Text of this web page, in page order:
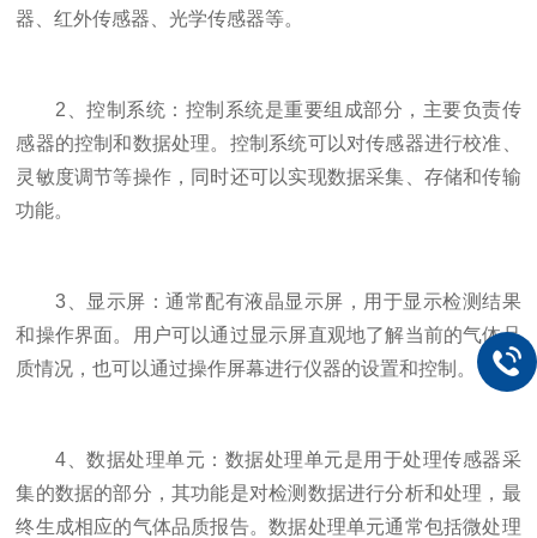
器、红外传感器、光学传感器等。
2、控制系统：控制系统是重要组成部分，主要负责传
感器的控制和数据处理。控制系统可以对传感器进行校准、
灵敏度调节等操作，同时还可以实现数据采集、存储和传输
功能。
3、显示屏：通常配有液晶显示屏，用于显示检测结果
和操作界面。用户可以通过显示屏直观地了解当前的气体品
质情况，也可以通过操作屏幕进行仪器的设置和控制。
4、数据处理单元：数据处理单元是用于处理传感器采
集的数据的部分，其功能是对检测数据进行分析和处理，最
终生成相应的气体品质报告。数据处理单元通常包括微处理